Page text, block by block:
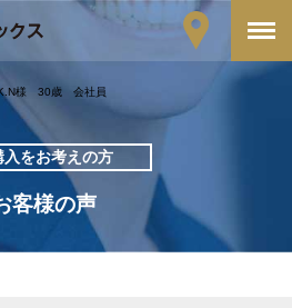
様 30歳 会社員
入をお考えの方
客様の声